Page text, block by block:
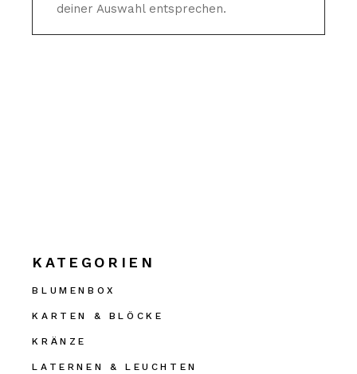
deiner Auswahl entsprechen.
KATEGORIEN
BLUMENBOX
KARTEN & BLÖCKE
KRÄNZE
LATERNEN & LEUCHTEN